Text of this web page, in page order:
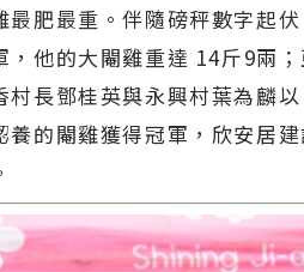
最肥最重。伴隨磅秤數字起
，他的大閹雞重達 14斤9兩
村長鄧桂英與永興村葉為麟
養的閹雞獲得冠軍，欣安居